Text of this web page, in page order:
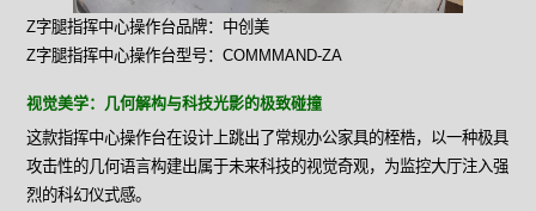
Z字腿指挥中心操作台品牌：中创美
Z字腿指挥中心操作台型号：COMMMAND-ZA
视觉美学：几何解构与科技光影的极致碰撞
这款指挥中心操作台在设计上跳出了常规办公家具的桎梏，以一种极具
攻击性的几何语言构建出属于未来科技的视觉奇观，为监控大厅注入强
烈的科幻仪式感。